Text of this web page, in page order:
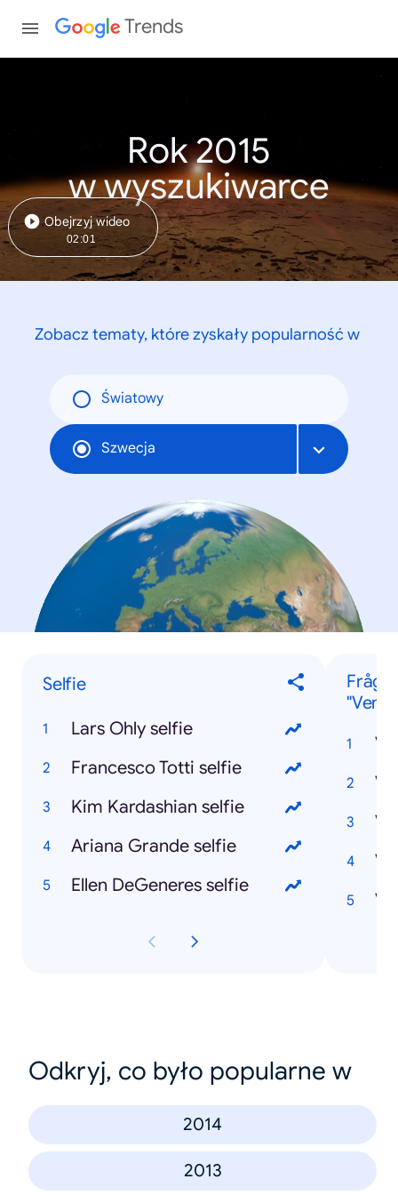
Trends
Rok 2015
w wyszukiwarce
Obejrzyj wideo
02:01
Zobacz tematy, które zyskały popularność w
Światowy
Szwecja
Selfie
Lars Ohly selfie
Francesco Totti selfie
Kim Kardashian selfie
Ariana Grande selfie
Ellen DeGeneres selfie
Odkryj, co było popularne w
2014
2013